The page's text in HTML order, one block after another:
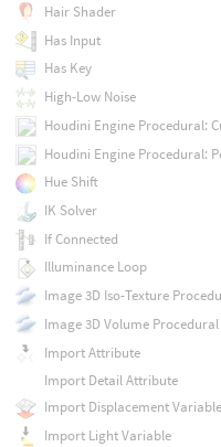
Hair Shader
Has Input
Has Key
High-Low Noise
Houdini Engine Procedural:
Houdini Engine Procedural:
Hue Shift
IK Solver
If Connected
Illuminance Loop
Image 3D Iso-Texture
Image 3D Volume Procedural
Import Attribute
Import Detail Attribute
Import Displacement Variable
Import Light Variable